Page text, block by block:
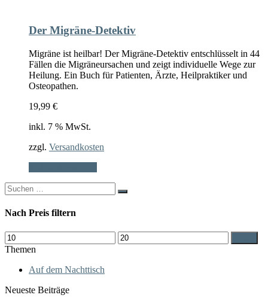
Der Migräne-Detektiv
Migräne ist heilbar! Der Migräne-Detektiv entschlüsselt in 44
Fällen die Migräneursachen und zeigt individuelle Wege zur
Heilung. Ein Buch für Patienten, Ärzte, Heilpraktiker und
Osteopathen.
19,99 €
inkl. 7 % MwSt.
zzgl. Versandkosten
Search
for:
Nach Preis filtern
Min.
Preis
Max.
Preis
Themen
Auf dem Nachttisch
Neueste Beiträge